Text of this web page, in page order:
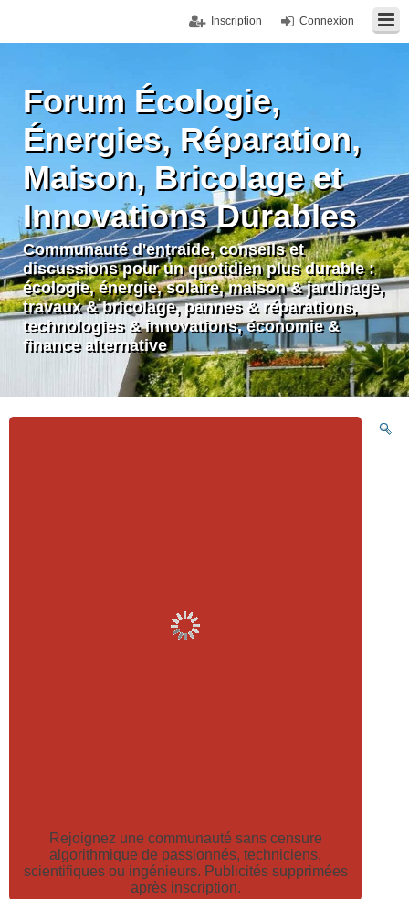
Connexion
Inscription
Forum Écologie,
Énergies, Réparation,
Maison, Bricolage et
Innovations Durables
Communauté d'entraide, conseils et
discussions pour un quotidien plus durable :
écologie, énergie, solaire, maison & jardinage,
travaux & bricolage, pannes & réparations,
technologies & innovations, économie &
finance alternative
Rejoignez une communauté sans censure
algorithmique de passionnés, techniciens,
scientifiques ou ingénieurs. Publicités supprimées
après inscription.